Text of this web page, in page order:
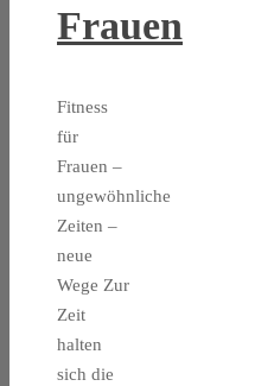
Frauen
Fitness
für
Frauen –
ungewöhnliche
Zeiten –
neue
Wege Zur
Zeit
halten
sich die